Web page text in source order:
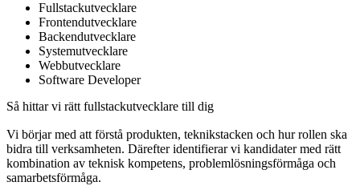
Fullstackutvecklare
Frontendutvecklare
Backendutvecklare
Systemutvecklare
Webbutvecklare
Software Developer
Så hittar vi rätt fullstackutvecklare till dig
Vi börjar med att förstå produkten, teknikstacken och hur rollen ska
bidra till verksamheten. Därefter identifierar vi kandidater med rätt
kombination av teknisk kompetens, problemlösningsförmåga och
samarbetsförmåga.